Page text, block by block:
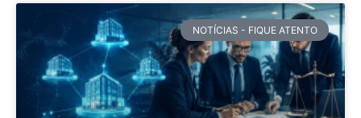
NOTÍCIAS - FIQUE ATENTO